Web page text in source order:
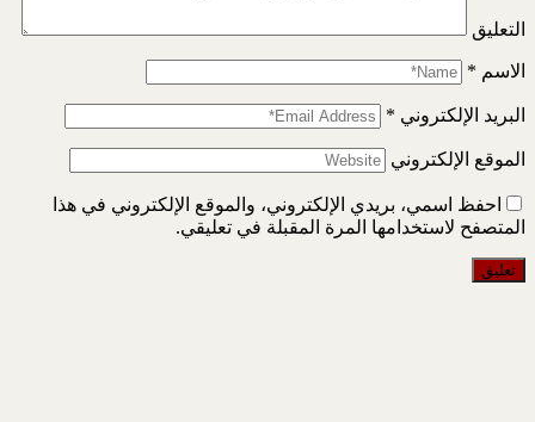
التعليق
الاسم *
البريد الإلكتروني *
الموقع الإلكتروني
احفظ اسمي، بريدي الإلكتروني، والموقع الإلكتروني في هذا
المتصفح لاستخدامها المرة المقبلة في تعليقي.